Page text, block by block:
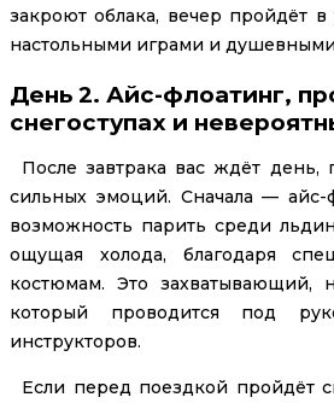
закроют облака, вечер пройдёт
настольными играми и
День 2. Айс-флоатинг,
снегоступах и
После завтрака вас ждёт день,
сильных эмоций. Сначала — айс-
возможность парить среди
ощущая холода, благодаря
костюмам. Это захватывающий,
который проводится под
инструкторов.
Если перед поездкой пройдёт